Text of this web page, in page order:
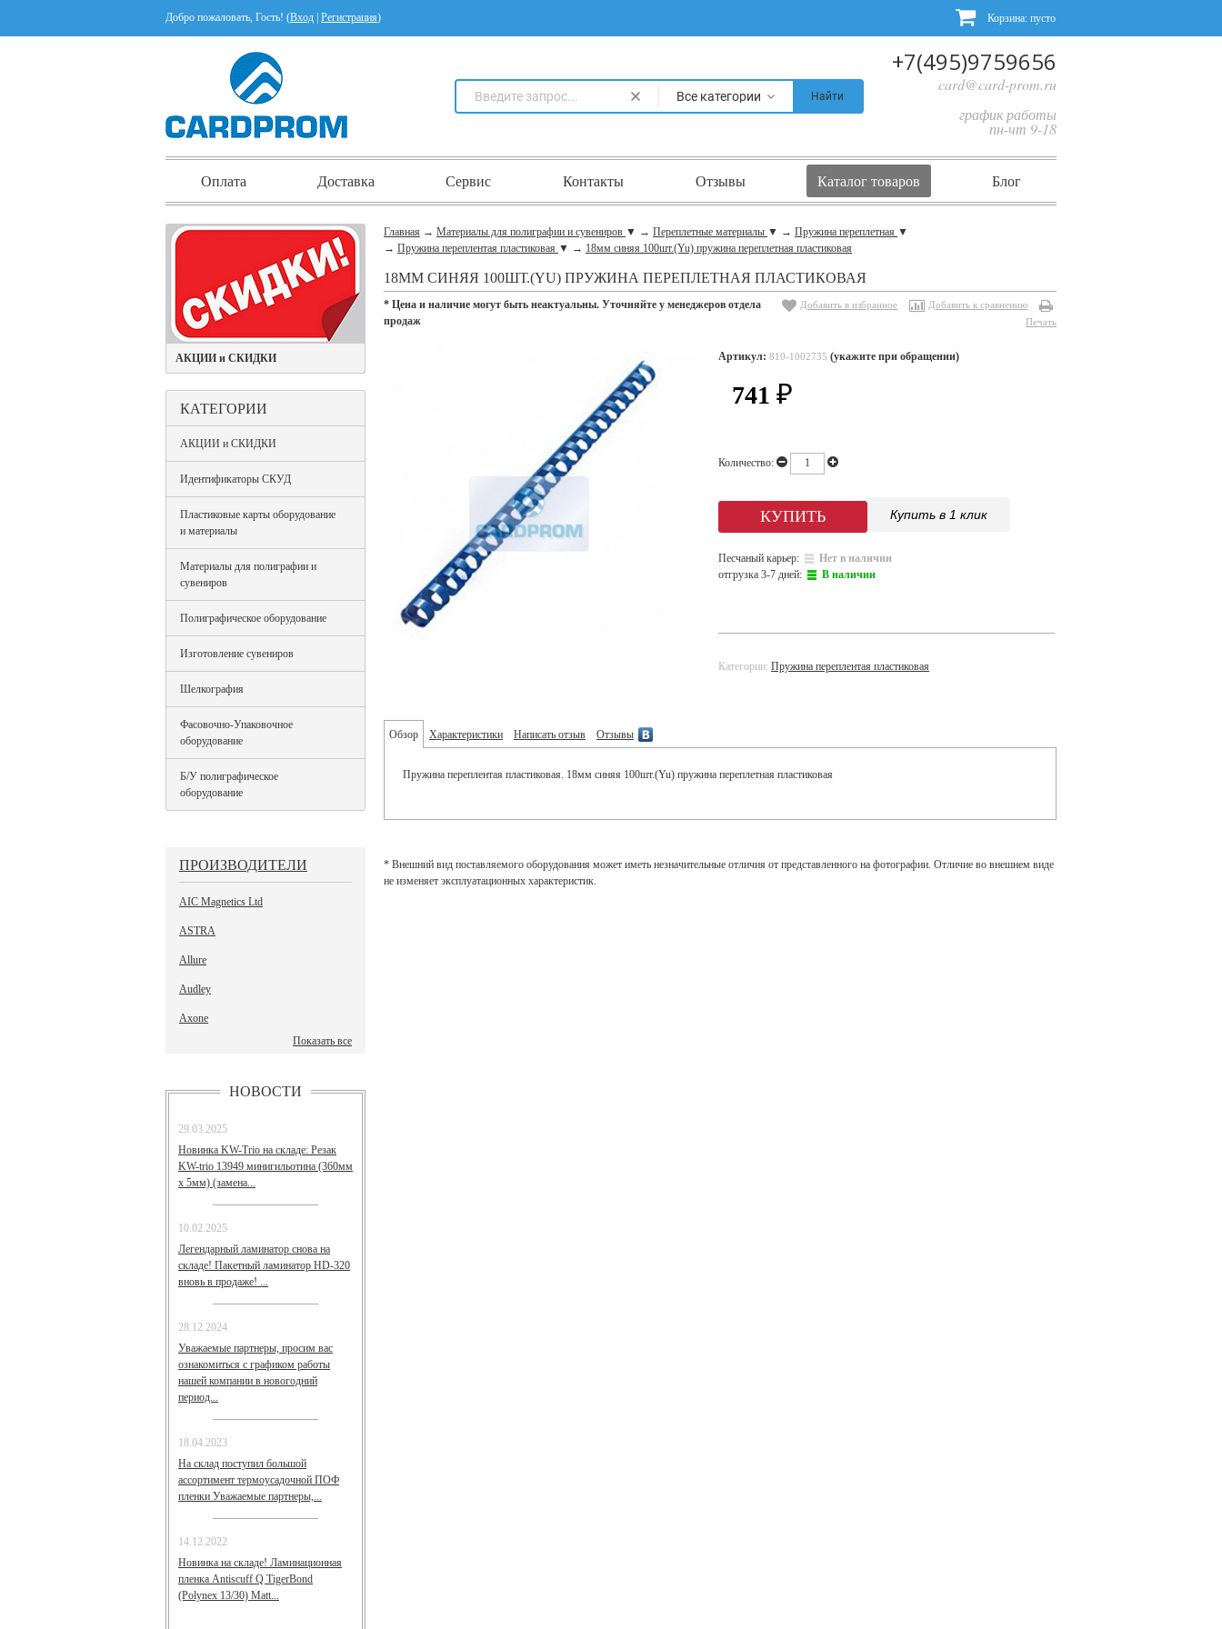
Добро пожаловать, Гость! (Вход Регистрация) Корзина: пусто
Все категории Найти
+7(495)9759656
card@card-prom.ru
график работы
пн-чт 9-18
Оплата Доставка Сервис Контакты Отзывы Каталог товаров Блог
АКЦИИ и СКИДКИ
КАТЕГОРИИ
АКЦИИ и СКИДКИ
Идентификаторы СКУД
Пластиковые карты оборудование
и материалы
Материалы для полиграфии и
сувениров
Полиграфическое оборудование
Изготовление сувениров
Шелкография
Фасовочно-Упаковочное
оборудование
Б/У полиграфическое
оборудование
ПРОИЗВОДИТЕЛИ
AIC Magnetics Ltd
ASTRA
Allure
Audley
Axone
Показать все
НОВОСТИ
29.03.2025
Новинка KW-Trio на складе: Резак
KW-trio 13949 минигильотина (360мм
х 5мм) (замена...
10.02.2025
Легендарный ламинатор снова на
складе! Пакетный ламинатор HD-320
вновь в продаже! ...
28.12.2024
Уважаемые партнеры, просим вас
ознакомиться с графиком работы
нашей компании в новогодний
период...
18.04.2023
На склад поступил большой
ассортимент термоусадочной ПОФ
пленки Уважаемые партнеры,...
14.12.2022
Новинка на складе! Ламинационная
пленка Antiscuff Q TigerBond
(Polynex 13/30) Matt...
Главная → Материалы для полиграфии и сувениров ▼ → Переплетные материалы ▼ → Пружина переплетная ▼
→ Пружина переплентая пластиковая ▼ → 18мм синяя 100шт.(Yu) пружина переплетная пластиковая
18ММ СИНЯЯ 100ШТ.(YU) ПРУЖИНА ПЕРЕПЛЕТНАЯ ПЛАСТИКОВАЯ
* Цена и наличие могут быть неактуальны. Уточняйте у менеджеров отдела
продаж
Добавить в избранное
Добавить к сравнению
Печать
Артикул: 810-1002735 (укажите при обращении)
741 ₽
Количество:
Купить в 1 клик
Песчаный карьер:
Нет в наличии
отгрузка 3-7 дней:
В наличии
Категории: Пружина переплентая пластиковая
Обзор Характеристики Написать отзыв Отзывы
Пружина переплентая пластиковая. 18мм синяя 100шт.(Yu) пружина переплетная пластиковая
* Внешний вид поставляемого оборудования может иметь незначительные отличия от представленного на фотографии. Отличие во внешнем виде
не изменяет эксплуатационных характеристик.